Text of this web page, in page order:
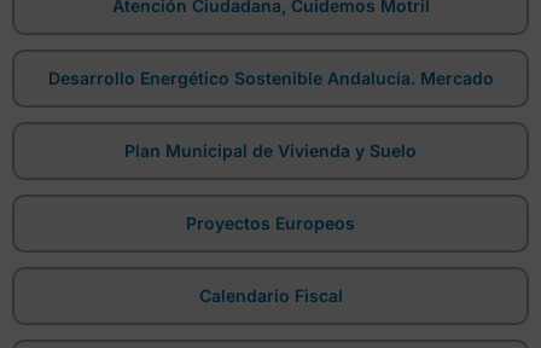
Atención Ciudadana, Cuidemos Motril
Desarrollo Energético Sostenible Andalucía. Mercado
Plan Municipal de Vivienda y Suelo
Proyectos Europeos
Calendario Fiscal